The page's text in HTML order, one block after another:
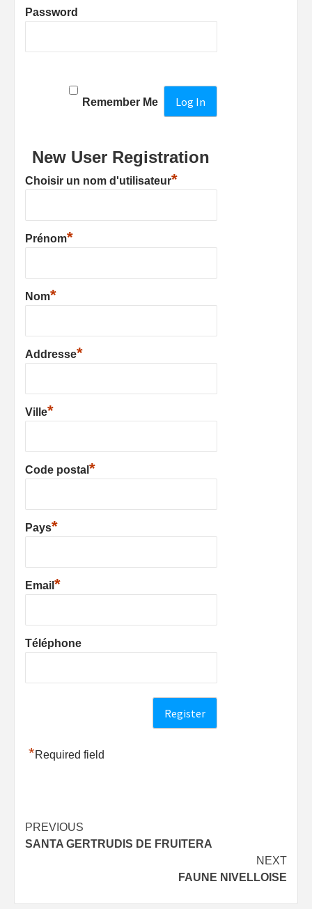
Password
Remember Me
New User Registration
Choisir un nom d'utilisateur*
Prénom*
Nom*
Addresse*
Ville*
Code postal *
Pays*
Email *
Téléphone
*Required field
Post
navigation
PREVIOUS
SANTA GERTRUDIS DE FRUITERA
NEXT
FAUNE NIVELLOISE